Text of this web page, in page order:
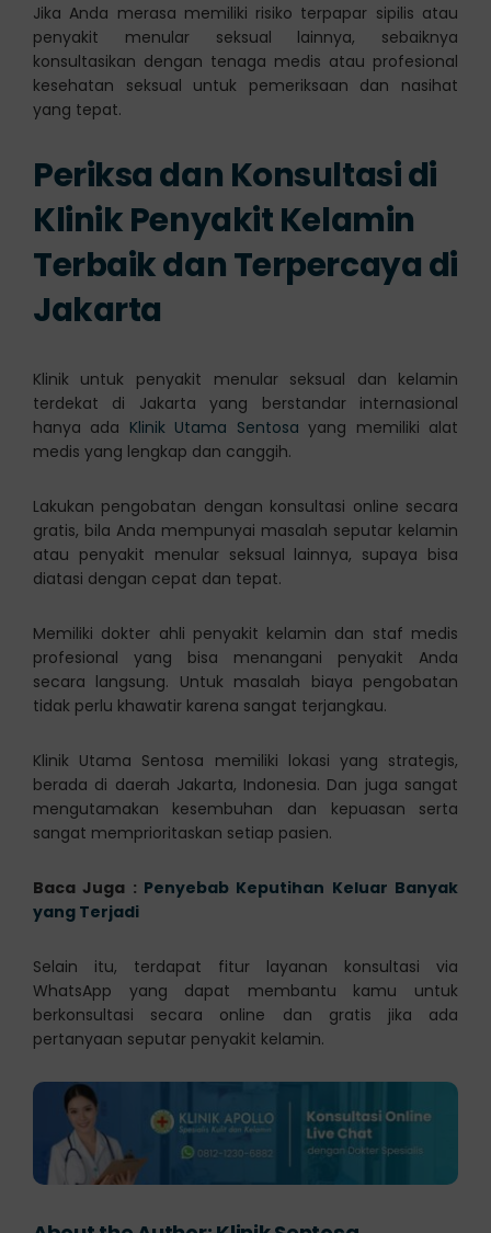
Jika Anda merasa memiliki risiko terpapar sipilis atau
penyakit menular seksual lainnya, sebaiknya
konsultasikan dengan tenaga medis atau profesional
kesehatan seksual untuk pemeriksaan dan nasihat
yang tepat.
Periksa dan Konsultasi di
Klinik Penyakit Kelamin
Terbaik dan Terpercaya di
Jakarta
Klinik untuk penyakit menular seksual dan kelamin
terdekat di Jakarta yang berstandar internasional
hanya ada Klinik Utama Sentosa yang memiliki alat
medis yang lengkap dan canggih.
Lakukan pengobatan dengan konsultasi online secara
gratis, bila Anda mempunyai masalah seputar kelamin
atau penyakit menular seksual lainnya, supaya bisa
diatasi dengan cepat dan tepat.
Memiliki dokter ahli penyakit kelamin dan staf medis
profesional yang bisa menangani penyakit Anda
secara langsung. Untuk masalah biaya pengobatan
tidak perlu khawatir karena sangat terjangkau.
Klinik Utama Sentosa memiliki lokasi yang strategis,
berada di daerah Jakarta, Indonesia. Dan juga sangat
mengutamakan kesembuhan dan kepuasan serta
sangat memprioritaskan setiap pasien.
Baca Juga : Penyebab Keputihan Keluar Banyak
yang Terjadi
Selain itu, terdapat fitur layanan konsultasi via
WhatsApp yang dapat membantu kamu untuk
berkonsultasi secara online dan gratis jika ada
pertanyaan seputar penyakit kelamin.